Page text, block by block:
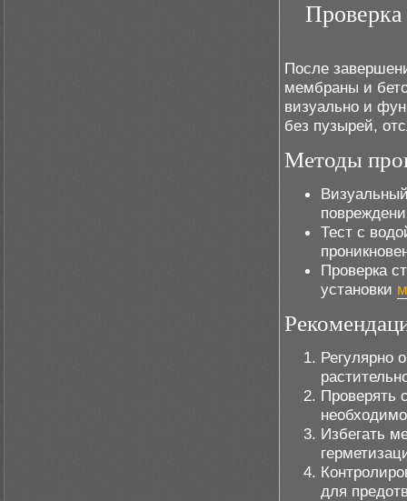
После
мембраны и
визуально и
без пузырей,
Методы
Тест с
Проверка
установки
Регулярно
Проверять
Избегать
для